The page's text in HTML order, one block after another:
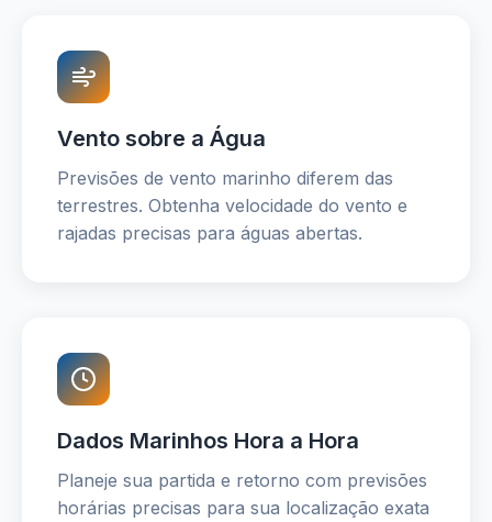
Vento sobre a Água
Previsões de vento marinho diferem das
terrestres. Obtenha velocidade do vento e
rajadas precisas para águas abertas.
Dados Marinhos Hora a Hora
Planeje sua partida e retorno com previsões
horárias precisas para sua localização exata